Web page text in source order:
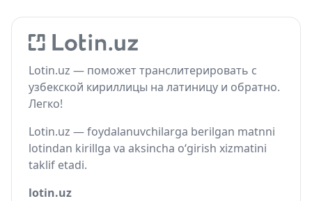
Lotin.uz — поможет транслитерировать с
узбекской кириллицы на латиницу и обратно.
Легко!
Lotin.uz — foydalanuvchilarga berilgan matnni
lotindan kirillga va aksincha o‘girish xizmatini
taklif etadi.
lotin.uz